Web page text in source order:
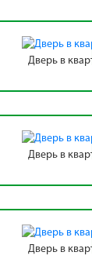
Дверь в
Дверь в
Дверь в